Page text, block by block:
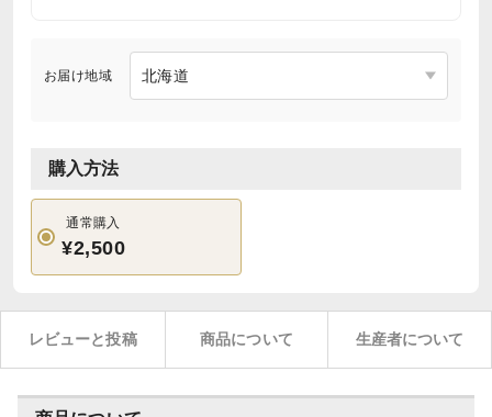
お届け地域
購入方法
通常購入
¥2,500
レビューと投稿 商品について 生産者について